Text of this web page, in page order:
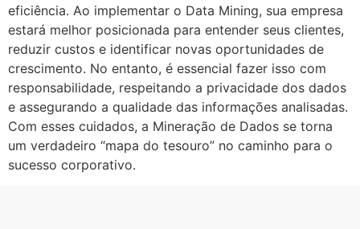
eficiência. Ao implementar o Data Mining, sua empresa
estará melhor posicionada para entender seus clientes,
reduzir custos e identificar novas oportunidades de
crescimento. No entanto, é essencial fazer isso com
responsabilidade, respeitando a privacidade dos dados
e assegurando a qualidade das informações analisadas.
Com esses cuidados, a Mineração de Dados se torna
um verdadeiro “mapa do tesouro” no caminho para o
sucesso corporativo.